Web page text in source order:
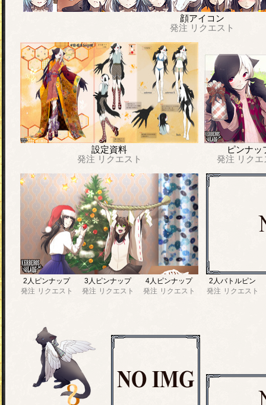
顔アイコン
発注 リクエスト
設定資料
発注 リクエスト
ピンナッ
発注 リク
2人ピンナップ
発注 リクエスト
3人ピンナップ
発注 リクエスト
4人ピンナップ
発注 リクエスト
2人バトルピン
発注 リクエスト